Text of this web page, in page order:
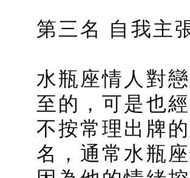
第三名 自我主
水瓶座情人對
至的，可是也
不按常理出牌
名，通常水瓶